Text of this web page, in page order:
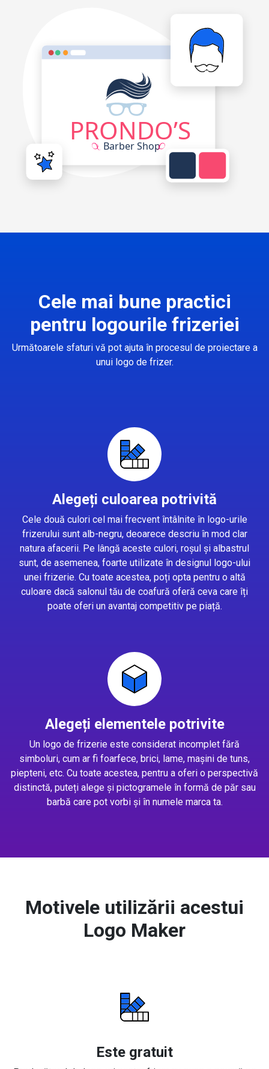
Cele mai bune practici
pentru logourile frizeriei
Următoarele sfaturi vă pot ajuta în procesul de proiectare a
unui logo de frizer.
Alegeți culoarea potrivită
Cele două culori cel mai frecvent întâlnite în logo-urile
frizerului sunt alb-negru, deoarece descriu în mod clar
natura afacerii. Pe lângă aceste culori, roșul și albastrul
sunt, de asemenea, foarte utilizate în designul logo-ului
unei frizerie. Cu toate acestea, poți opta pentru o altă
culoare dacă salonul tău de coafură oferă ceva care îți
poate oferi un avantaj competitiv pe piață.
Alegeți elementele potrivite
Un logo de frizerie este considerat incomplet fără
simboluri, cum ar fi foarfece, brici, lame, mașini de tuns,
piepteni, etc. Cu toate acestea, pentru a oferi o perspectivă
distinctă, puteți alege și pictogramele în formă de păr sau
barbă care pot vorbi și în numele marca ta.
Motivele utilizării acestui
Logo Maker
Este gratuit